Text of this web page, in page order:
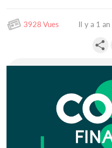
3928 Vues Il y a 1 an